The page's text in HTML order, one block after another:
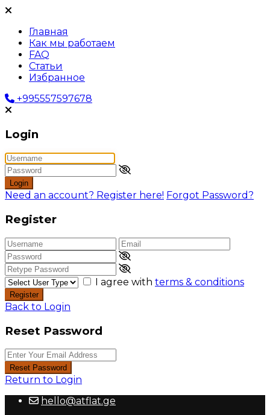
Главная
Как мы работаем
FAQ
Статьи
Избранное
+995557597678
Login
Login
Need an account? Register here! Forgot Password?
Register
I agree with terms & conditions
Register
Back to Login
Reset Password
Reset Password
Return to Login
hello@atflat.ge